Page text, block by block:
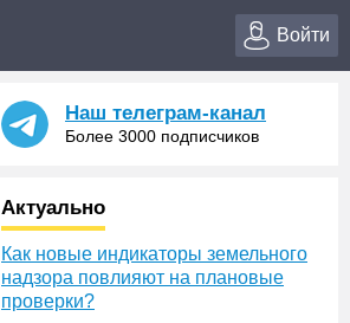
Войти
Наш телеграм-канал
Более 3000 подписчиков
Актуально
Как новые индикаторы земельного
надзора повлияют на плановые
проверки?